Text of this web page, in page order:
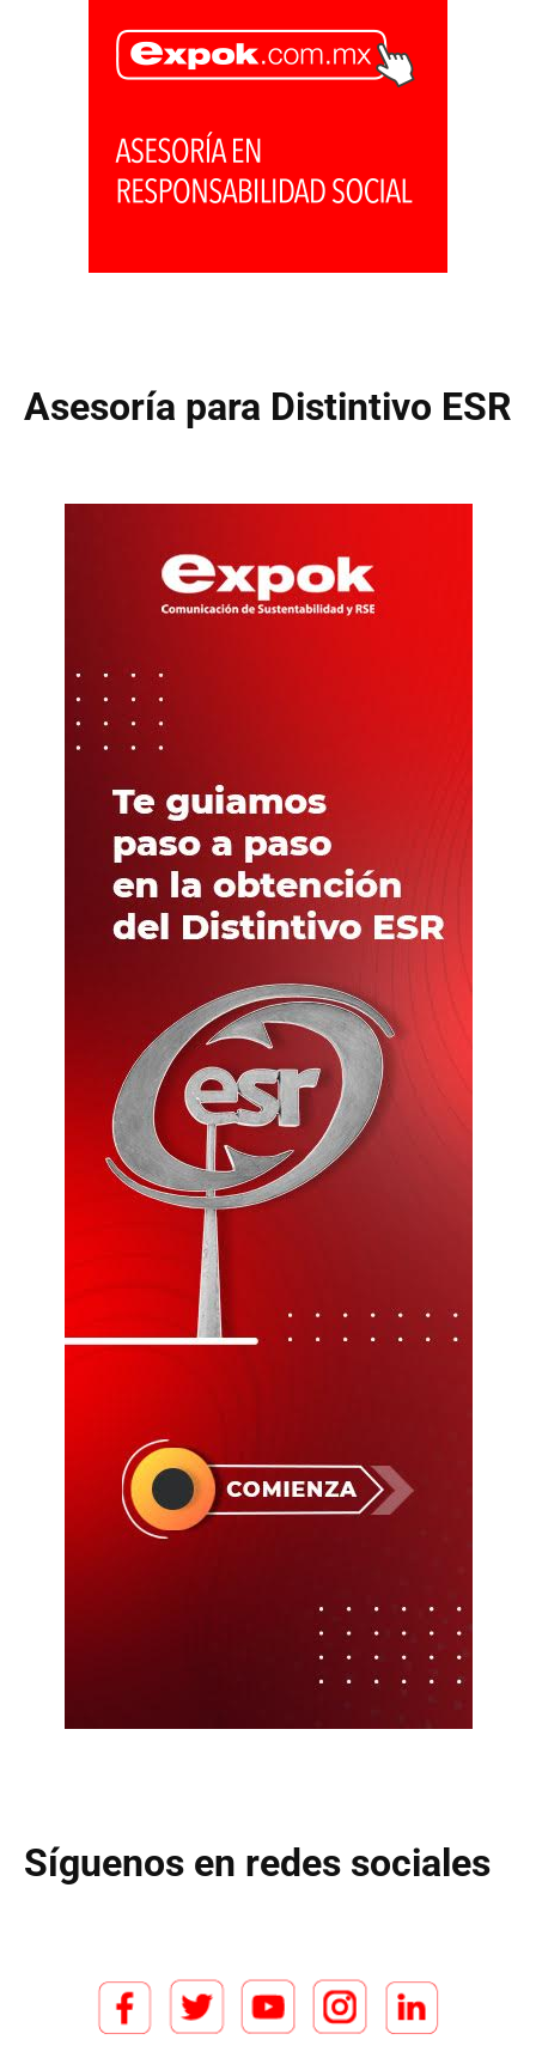
Asesoría para Distintivo ESR
Síguenos en redes sociales